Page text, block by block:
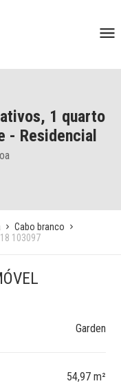
1 quarto
- Residencial
Cabo branco
103097
Garden
54,97 m²